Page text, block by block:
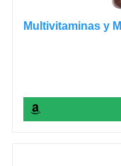
Multivitaminas y